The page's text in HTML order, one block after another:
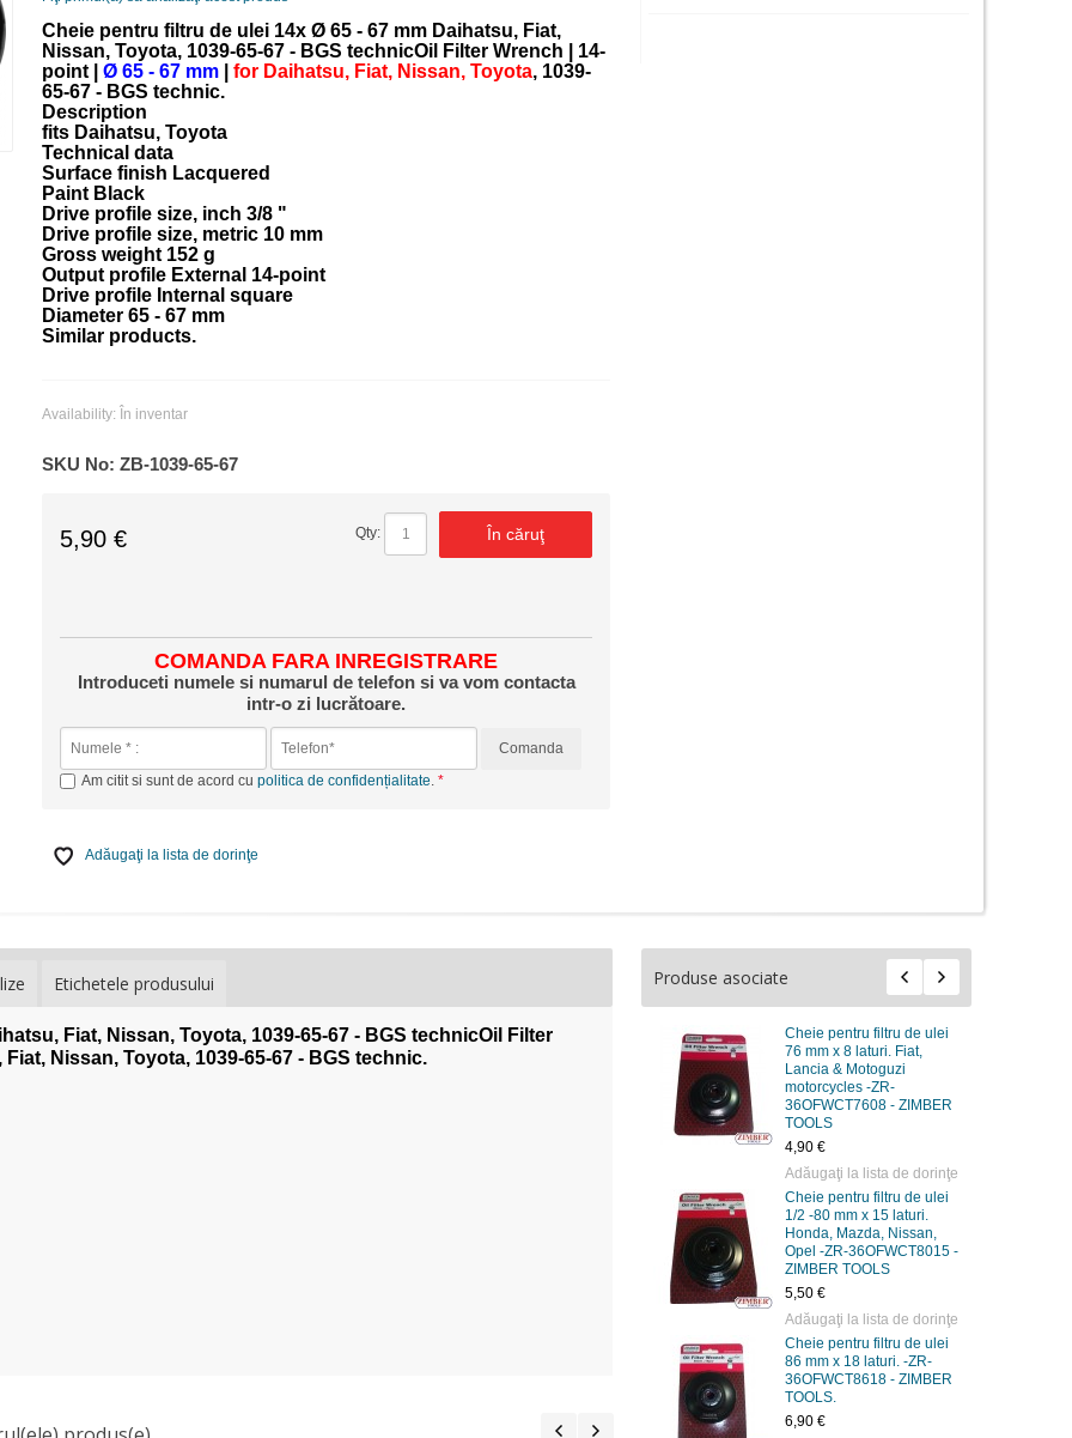
Cheie pentru filtru de ulei 14x Ø 65 - 67 mm Daihatsu, Fiat,
Nissan, Toyota, 1039-65-67 - BGS technicOil Filter Wrench | 14-
point |
Ø 65 - 67 mm for Daihatsu, Fiat, Nissan, Toyota, 1039-
65-67 - BGS technic.
Description
fits Daihatsu, Toyota
Technical data
Surface finish Lacquered
Paint Black
Drive profile size, inch 3/8 "
Drive profile size, metric 10 mm
Gross weight 152 g
Output profile External 14-point
Drive profile Internal square
Diameter 65 - 67 mm
Similar products.
Availability: În inventar
SKU No:ZB-1039-65-67
5,90 € Qty: În căruţ
COMANDA FARA INREGISTRARE
Introduceti numele si numarul de telefon si va vom contacta
intr-o zi lucrătoare.
Comanda
Am citit si sunt de acord cupolitica de confidențialitate.
Adăugaţi la lista de dorinţe
Etichetele produsului
Fiat, Nissan, Toyota, 1039-65-67 - BGS technicOil Filter
Nissan, Toyota, 1039-65-67 - BGS technic.
Produse asociate
Cheie pentru filtru de ulei
76 mm x 8 laturi. Fiat,
Lancia & Motoguzi
motorcycles -ZR-
36OFWCT7608 - ZIMBER
TOOLS
4,90 €
Adăugaţi la lista de dorinţe
Cheie pentru filtru de ulei
1/2 -80 mm x 15 laturi.
Honda, Mazda, Nissan,
Opel -ZR-36OFWCT8015 -
ZIMBER TOOLS
5,50 €
Adăugaţi la lista de dorinţe
Cheie pentru filtru de ulei
86 mm x 18 laturi. -ZR-
36OFWCT8618 - ZIMBER
TOOLS.
6,90 €